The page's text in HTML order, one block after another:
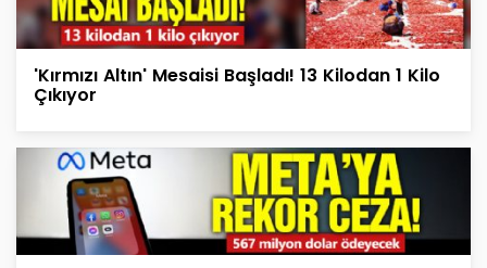
'Kırmızı Altın' Mesaisi Başladı! 13 Kilodan 1 Kilo
Çıkıyor